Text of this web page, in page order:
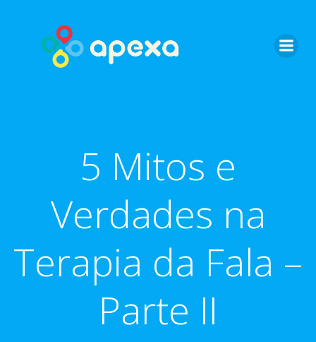
content
5 Mitos e
Verdades na
Terapia da Fala –
Parte II